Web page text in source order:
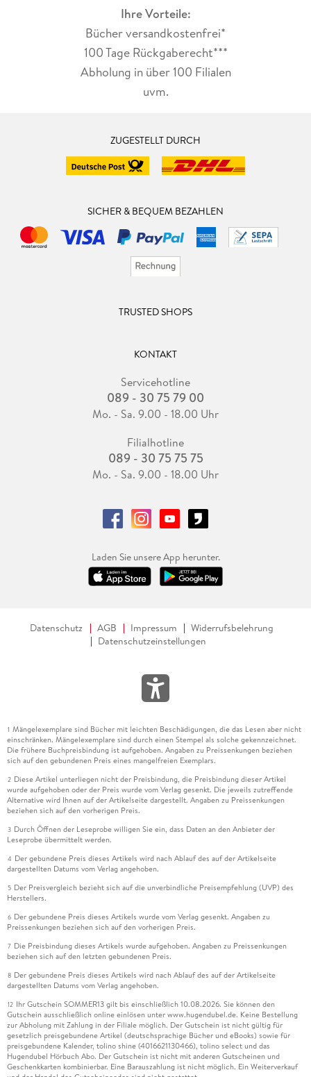
Ihre Vorteile:
Bücher versandkostenfrei*
100 Tage Rückgaberecht***
Abholung in über 100 Filialen
uvm.
ZUGESTELLT DURCH
SICHER & BEQUEM BEZAHLEN
TRUSTED SHOPS
KONTAKT
Servicehotline
089 - 30 75 79 00
Mo. - Sa. 9.00 - 18.00 Uhr
Filialhotline
089 - 30 75 75 75
Mo. - Sa. 9.00 - 18.00 Uhr
Laden Sie unsere App herunter.
Datenschutz AGB Impressum
Widerrufsbelehrung
Datenschutzeinstellungen
1 Mängelexemplare sind Bücher mit leichten Beschädigungen, die das Lesen aber nicht
einschränken. Mängelexemplare sind durch einen Stempel als solche gekennzeichnet.
Die frühere Buchpreisbindung ist aufgehoben. Angaben zu Preissenkungen beziehen
sich auf den gebundenen Preis eines mangelfreien Exemplars.
2 Diese Artikel unterliegen nicht der Preisbindung, die Preisbindung dieser Artikel
wurde aufgehoben oder der Preis wurde vom Verlag gesenkt. Die jeweils zutreffende
Alternative wird Ihnen auf der Artikelseite dargestellt. Angaben zu Preissenkungen
beziehen sich auf den vorherigen Preis.
3 Durch Öffnen der Leseprobe willigen Sie ein, dass Daten an den Anbieter der
Leseprobe übermittelt werden.
4 Der gebundene Preis dieses Artikels wird nach Ablauf des auf der Artikelseite
dargestellten Datums vom Verlag angehoben.
5 Der Preisvergleich bezieht sich auf die unverbindliche Preisempfehlung (UVP) des
Herstellers.
6 Der gebundene Preis dieses Artikels wurde vom Verlag gesenkt. Angaben zu
Preissenkungen beziehen sich auf den vorherigen Preis.
7 Die Preisbindung dieses Artikels wurde aufgehoben. Angaben zu Preissenkungen
beziehen sich auf den letzten gebundenen Preis.
8 Der gebundene Preis dieses Artikels wird nach Ablauf des auf der Artikelseite
dargestellten Datums vom Verlag angehoben.
12 Ihr Gutschein SOMMER13 gilt bis einschließlich 10.08.2026. Sie können den
Gutschein ausschließlich online einlösen unter www.hugendubel.de. Keine Bestellung
zur Abholung mit Zahlung in der Filiale möglich. Der Gutschein ist nicht gültig für
gesetzlich preisgebundene Artikel (deutschsprachige Bücher und eBooks) sowie für
preisgebundene Kalender, tolino shine (4016621130466), tolino select und das
Hugendubel Hörbuch Abo. Der Gutschein ist nicht mit anderen Gutscheinen und
Geschenkkarten kombinierbar. Eine Barauszahlung ist nicht möglich. Ein Weiterverkauf